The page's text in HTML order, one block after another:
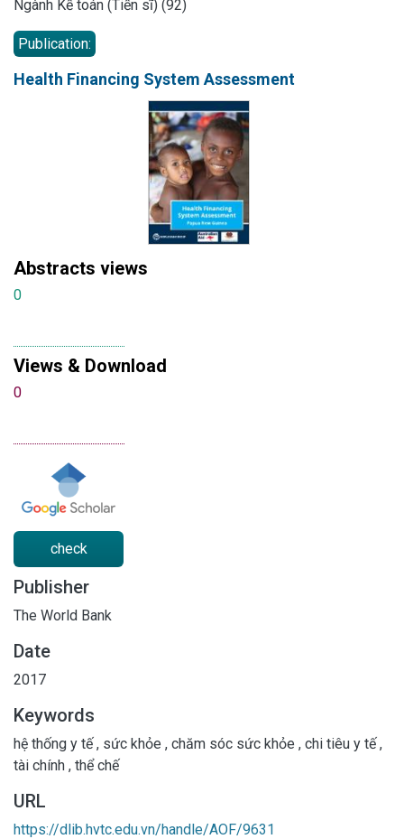
Ngành Kế toán (Tiến sĩ) (92)
Publication:
Health Financing System Assessment
Abstracts views
0
Views & Download
0
check
Publisher
The World Bank
Date
2017
Keywords
hệ thống y tế, sức khỏe , chăm sóc sức khỏe , chi tiêu y tế,
tài chính , thể chế
URL
https://dlib.hvtc.edu.vn/handle/AOF/9631